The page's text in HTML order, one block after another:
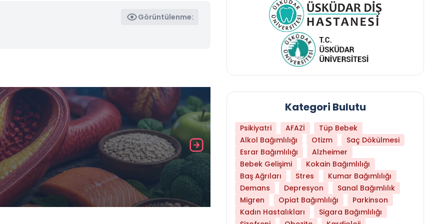
Görüntülenme:
Daha Az Protein Tüketmek Yaşlanmayı
Kategori Bulutu
Psikiyatri AFAZİ
Tüp Bebek
Alkol Bağımlılığı
Otizm
Saç Dökülmesi
Esrar Bağımlılığı
Alzheimer
Bebek Gelişimi
Kokain Bağımlılığı
Baş Ağrıları
Stres
Kumar Bağımlılığı
Demans
Depresyon
Sanal Bağımlılık
Migren
Opiat Bağımlılığı
Parkinson
Kadın Hastalıkları
Sigara Bağımlılığı